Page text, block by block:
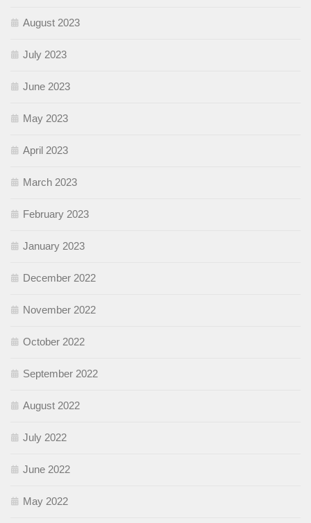
August 2023
July 2023
June 2023
May 2023
April 2023
March 2023
February 2023
January 2023
December 2022
November 2022
October 2022
September 2022
August 2022
July 2022
June 2022
May 2022